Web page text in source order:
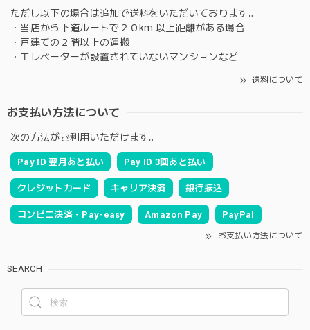
ただし以下の場合は追加で送料をいただいております。
・当店から下道ルートで２０km 以上距離がある場合
・戸建ての２階以上の運搬
・エレベーターが設置されていないマンションなど
送料について
お支払い方法について
次の方法がご利用いただけます。
Pay ID 翌月あと払い Pay ID 3回あと払い
クレジットカード キャリア決済 銀行振込
コンビニ決済・Pay-easy Amazon Pay PayPal
お支払い方法について
SEARCH